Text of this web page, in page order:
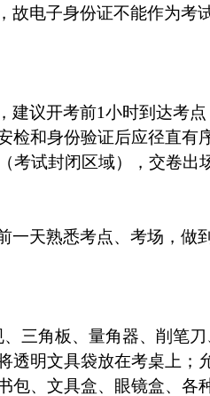
故电子身份证不能作为考
建议开考前1小时到达考
和身份验证后应径直有
考试封闭区域），交卷出
一天熟悉考点、考场，做
三角板、量角器、削笔
透明文具袋放在考桌上；
包、文具盒、眼镜盒、各